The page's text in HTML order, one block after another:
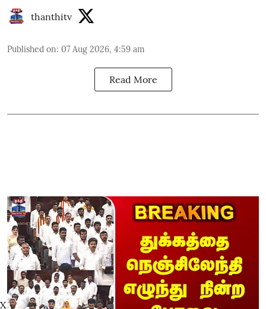
thanthitv
Published on: 07 Aug 2026, 4:59 am
Read More
X